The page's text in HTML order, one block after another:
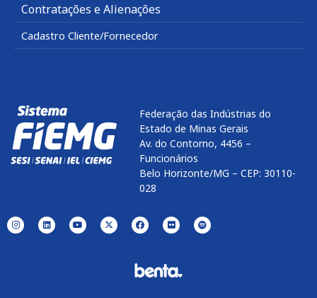
Contratações e Alienações
Cadastro Cliente/Fornecedor
Federação das Indústrias do
Estado de Minas Gerais
Av. do Contorno, 4456 –
Funcionários
Belo Horizonte/MG – CEP: 30110-
028